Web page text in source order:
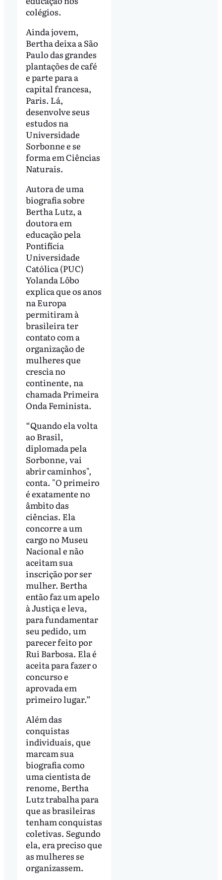
colégios.
Ainda jovem,
Bertha deixa a São
Paulo das grandes
plantações de café
e parte para a
capital francesa,
Paris. Lá,
desenvolve seus
estudos na
Universidade
Sorbonne e se
forma em Ciências
Naturais.
Autora de uma
biografia sobre
Bertha Lutz, a
doutora em
educação pela
Pontifícia
Universidade
Católica (PUC)
Yolanda Lôbo
explica que os anos
na Europa
permitiram à
brasileira ter
contato com a
organização de
mulheres que
crescia no
continente, na
chamada Primeira
Onda Feminista.
“Quando ela volta
ao Brasil,
diplomada pela
Sorbonne, vai
abrir caminhos",
conta. "O primeiro
é exatamente no
âmbito das
ciências. Ela
concorre a um
cargo no Museu
Nacional e não
aceitam sua
inscrição por ser
mulher. Bertha
então faz um apelo
à Justiça e leva,
para fundamentar
seu pedido, um
parecer feito por
Rui Barbosa. Ela é
aceita para fazer o
concurso e
aprovada em
primeiro lugar.”
Além das
conquistas
individuais, que
marcam sua
biografia como
uma cientista de
renome, Bertha
Lutz trabalha para
que as brasileiras
tenham conquistas
coletivas. Segundo
ela, era preciso que
as mulheres se
organizassem.